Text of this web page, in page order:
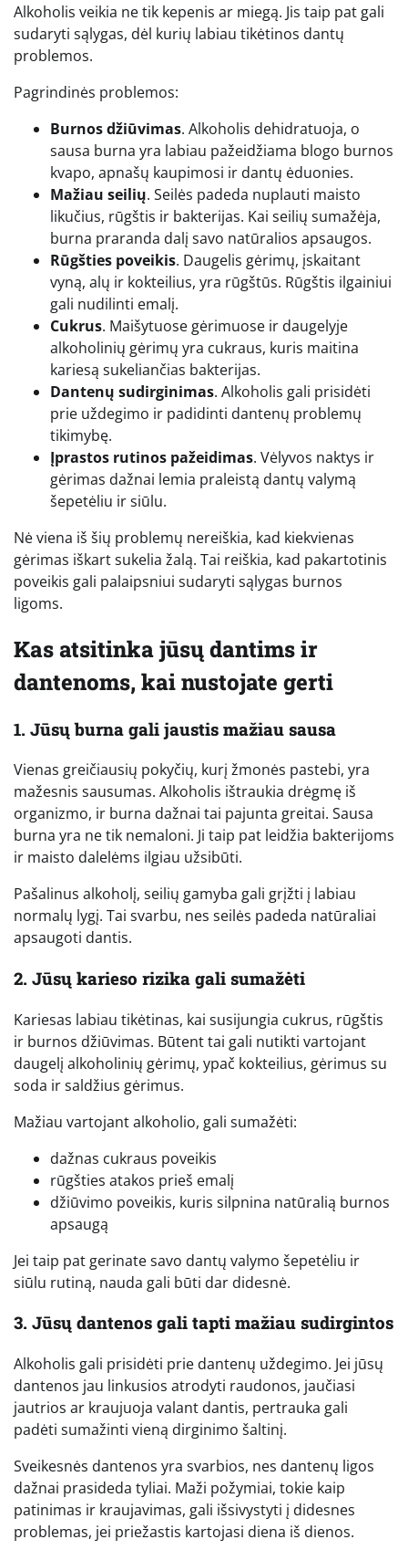
Alkoholis veikia ne tik kepenis ar miegą. Jis taip pat gali
sudaryti sąlygas, dėl kurių labiau tikėtinos dantų
problemos.
Pagrindinės problemos:
Burnos džiūvimas. Alkoholis dehidratuoja, o
sausa burna yra labiau pažeidžiama blogo burnos
kvapo, apnašų kaupimosi ir dantų ėduonies.
Mažiau seilių. Seilės padeda nuplauti maisto
likučius, rūgštis ir bakterijas. Kai seilių sumažėja,
burna praranda dalį savo natūralios apsaugos.
Rūgšties poveikis. Daugelis gėrimų, įskaitant
vyną, alų ir kokteilius, yra rūgštūs. Rūgštis ilgainiui
gali nudilinti emalį.
Cukrus. Maišytuose gėrimuose ir daugelyje
alkoholinių gėrimų yra cukraus, kuris maitina
kariesą sukeliančias bakterijas.
Dantenų sudirginimas. Alkoholis gali prisidėti
prie uždegimo ir padidinti dantenų problemų
tikimybę.
Įprastos rutinos pažeidimas. Vėlyvos naktys ir
gėrimas dažnai lemia praleistą dantų valymą
šepetėliu ir siūlu.
Nė viena iš šių problemų nereiškia, kad kiekvienas
gėrimas iškart sukelia žalą. Tai reiškia, kad pakartotinis
poveikis gali palaipsniui sudaryti sąlygas burnos
ligoms.
Kas atsitinka jūsų dantims ir
dantenoms, kai nustojate gerti
1. Jūsų burna gali jaustis mažiau sausa
Vienas greičiausių pokyčių, kurį žmonės pastebi, yra
mažesnis sausumas. Alkoholis ištraukia drėgmę iš
organizmo, ir burna dažnai tai pajunta greitai. Sausa
burna yra ne tik nemaloni. Ji taip pat leidžia bakterijoms
ir maisto dalelėms ilgiau užsibūti.
Pašalinus alkoholį, seilių gamyba gali grįžti į labiau
normalų lygį. Tai svarbu, nes seilės padeda natūraliai
apsaugoti dantis.
2. Jūsų karieso rizika gali sumažėti
Kariesas labiau tikėtinas, kai susijungia cukrus, rūgštis
ir burnos džiūvimas. Būtent tai gali nutikti vartojant
daugelį alkoholinių gėrimų, ypač kokteilius, gėrimus su
soda ir saldžius gėrimus.
Mažiau vartojant alkoholio, gali sumažėti:
dažnas cukraus poveikis
rūgšties atakos prieš emalį
džiūvimo poveikis, kuris silpnina natūralią burnos
apsaugą
Jei taip pat gerinate savo dantų valymo šepetėliu ir
siūlu rutiną, nauda gali būti dar didesnė.
3. Jūsų dantenos gali tapti mažiau sudirgintos
Alkoholis gali prisidėti prie dantenų uždegimo. Jei jūsų
dantenos jau linkusios atrodyti raudonos, jaučiasi
jautrios ar kraujuoja valant dantis, pertrauka gali
padėti sumažinti vieną dirginimo šaltinį.
Sveikesnės dantenos yra svarbios, nes dantenų ligos
dažnai prasideda tyliai. Maži požymiai, tokie kaip
patinimas ir kraujavimas, gali išsivystyti į didesnes
problemas, jei priežastis kartojasi diena iš dienos.